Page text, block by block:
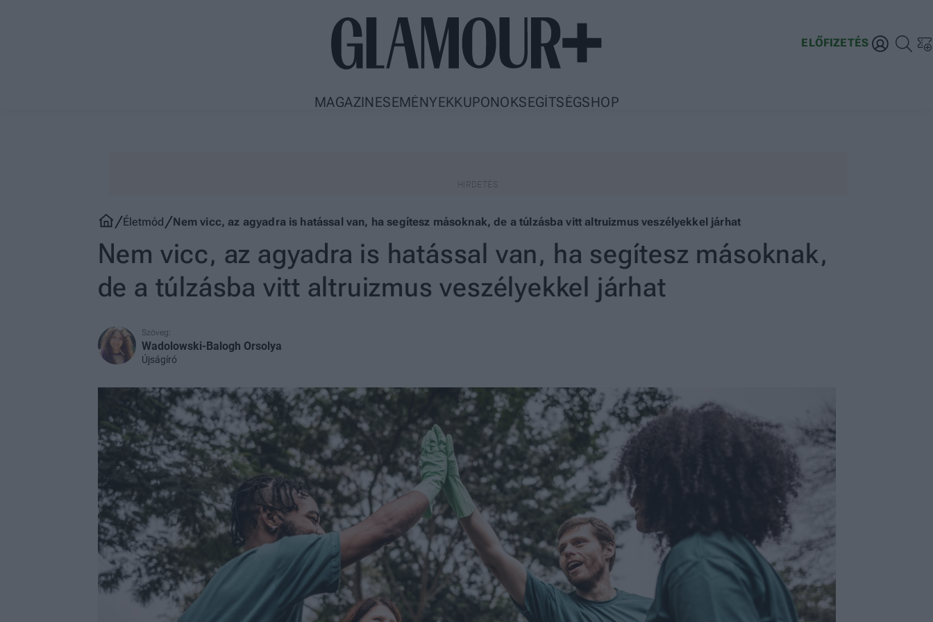
ELŐFIZETÉS
MAGAZIN ESEMÉNYEKKUPONOKSEGÍTSÉGSHOP
Életmód Nem vicc, az agyadra is hatással van, ha segítesz másoknak, de a túlzásba vitt altruizmus veszélyekkel járhat
Nem vicc, az agyadra is hatással van, ha segítesz másoknak,
de a túlzásba vitt altruizmus veszélyekkel járhat
Szöveg:
Wadolowski-Balogh Orsolya
Újságíró